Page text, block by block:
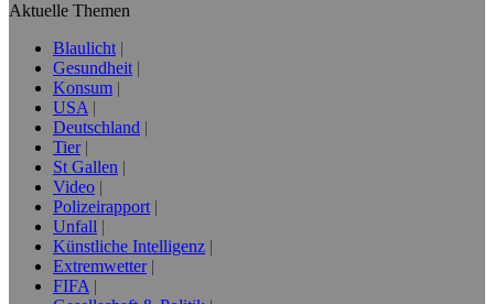
Aktuelle Themen
Blaulicht
Gesundheit
Konsum
USA
Deutschland
Tier
St Gallen
Video
Polizeirapport
Unfall
Künstliche Intelligenz
Extremwetter
FIFA